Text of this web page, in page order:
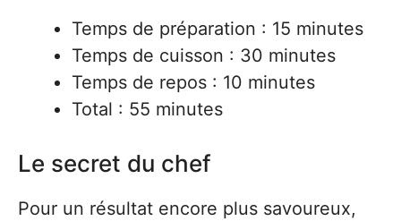
Temps de préparation : 15 minutes
Temps de cuisson : 30 minutes
Temps de repos : 10 minutes
Total : 55 minutes
Le secret du chef
Pour un résultat encore plus savoureux,